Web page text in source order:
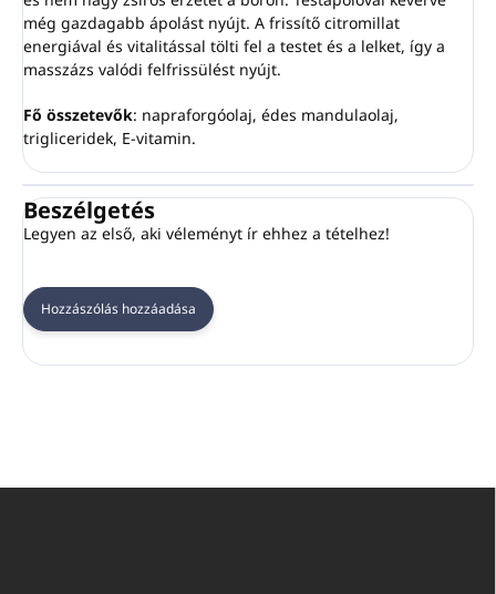
még gazdagabb ápolást nyújt. A frissítő citromillat
energiával és vitalitással tölti fel a testet és a lelket, így a
masszázs valódi felfrissülést nyújt.
Fő összetevők: napraforgóolaj, édes mandulaolaj,
trigliceridek, E-vitamin.
Beszélgetés
Legyen az első, aki véleményt ír ehhez a tételhez!
Hozzászólás hozzáadása